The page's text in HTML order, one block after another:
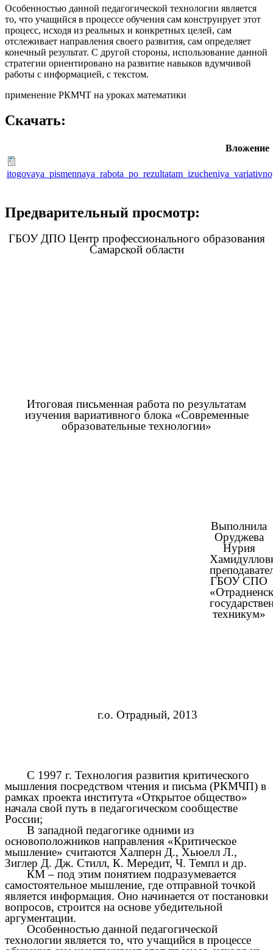
Особенностью данной педагогической технологии является
то, что учащийся в процессе обучения сам конструирует этот
процесс, исходя из реальных и конкретных целей, сам
отслеживает направления своего развития, сам определяет
конечный результат. С другой стороны, использование данной
стратегии ориентировано на развитие навыков вдумчивой
работы с информацией, с текстом.
применение РКМЧТ на уроках математики
Скачать:
Вложение
Предварительный просмотр:
ГБОУ ДПО Центр профессионального образования
Самарской области
Итоговая письменная работа по результатам
изучения вариативного блока «Современные
образовательные технологии»
Выполнила
Оруджева
Нурия
ГБОУ СПО
техникум»
г.о. Отрадный, 2013
С 1997 г. Технология развития критического
мышления посредством чтения и письма (РКМЧП) в
рамках проекта института «Открытое общество»
начала свой путь в педагогическом сообществе
России;
В западной педагогике одними из
основоположников направления «Критическое
мышление» считаются Халперн Д., Хьюелл Л.,
Зиглер Д. Дж. Стилл, К. Мередит, Ч. Темпл и др.
КМ – под этим понятием подразумевается
самостоятельное мышление, где отправной точкой
является информация. Оно начинается от постановки
вопросов, строится на основе убедительной
аргументации.
Особенностью данной педагогической
технологии является то, что учащийся в процессе